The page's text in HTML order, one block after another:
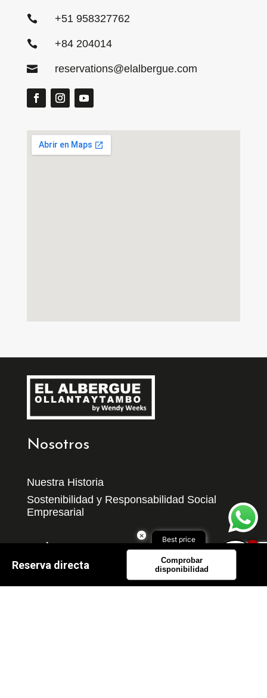
 +51 958327762
 +84 204014
 reservations@elalbergue.com
Nosotros
Nuestra Historia
Sostenibilidad y Responsabilidad Social
Empresarial
Habitaciones
Reserva directa
Comprobar
disponibilidad
×
Best price
here!
Book now
1